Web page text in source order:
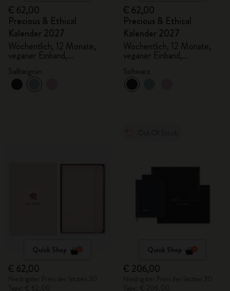
€ 62,00
Precious & Ethical
Kalender 2027
Wöchentlich, 12 Monate,
veganer Einband,
Geschenkbox
€ 62,00
Precious & Ethical
Kalender 2027
Wöchentlich, 12 Monate,
veganer Einband,
Geschenkbox
Quick Shop
€ 62,00
Quick Shop
€ 206,00